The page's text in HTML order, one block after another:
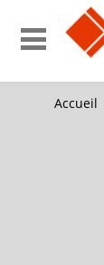
Accueil